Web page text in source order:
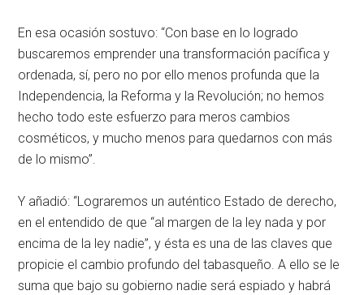
En esa ocasión sostuvo: Con base en lo logrado
buscaremos emprender una transformación pacífica y
ordenada, sí, pero no por ello menos profunda que la
Independencia, la Reforma y la Revolución; no hemos
hecho todo este esfuerzo para meros cambios
cosméticos, y mucho menos para quedarnos con más
de lo mismo .
Y añadió: “Lograremos un auténtico Estado de derecho,
en el entendido de que al margen de la ley nada y por
encima de la ley nadie , y ésta es una de las claves que
propicie el cambio profundo del tabasqueño. A ello se le
suma que bajo su gobierno nadie será espiado y habrá